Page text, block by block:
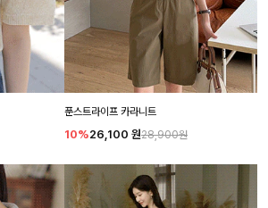
푼스트라이프 카라니트
10%26,100 원28,900원